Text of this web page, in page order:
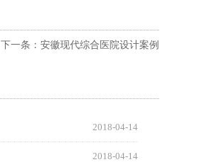
下一条：安徽现代综合医院设计案例
2018-04-14
2018-04-14